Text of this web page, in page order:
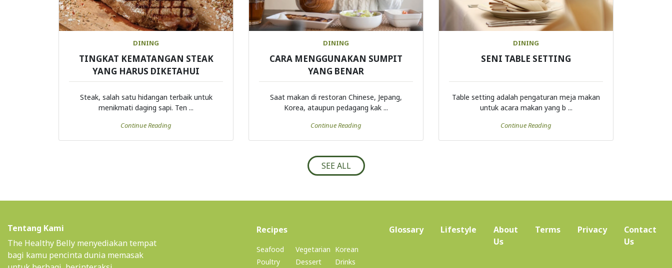
DINING
TINGKAT KEMATANGAN STEAK
YANG HARUS DIKETAHUI
Steak, salah satu hidangan terbaik untuk
menikmati daging sapi. Ten ...
Continue Reading
DINING
CARA MENGGUNAKAN SUMPIT
YANG BENAR
Saat makan di restoran Chinese, Jepang,
Korea, ataupun pedagang kak ...
Continue Reading
DINING
SENI TABLE SETTING
Table setting adalah pengaturan meja makan
untuk acara makan yang b ...
Continue Reading
SEE ALL
Tentang Kami
The Healthy Belly menyediakan tempat
bagi kamu pencinta dunia memasak
Recipes(current)
Seafood
Poultry
Vegetarian
Dessert
Korean
Drinks
Glossary Lifestyle
About
Us(current)
Terms Privacy
Contact
Us